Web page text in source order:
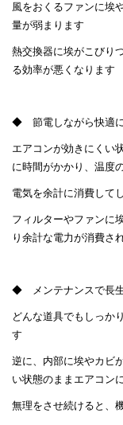
風をおくるファンに埃
量が弱まります
熱交換器に埃がこびり
る効率が悪くなります
◆ 節電しながら快適
エアコンが効きにくい
に時間がかかり、温度
電気を余計に消費して
フィルターやファンに
り余計な電力が消費さ
◆ メンテナンスで長
どんな道具でもしっか
す
逆に、内部に埃やカビ
い状態のままエアコン
無理をさせ続けると、